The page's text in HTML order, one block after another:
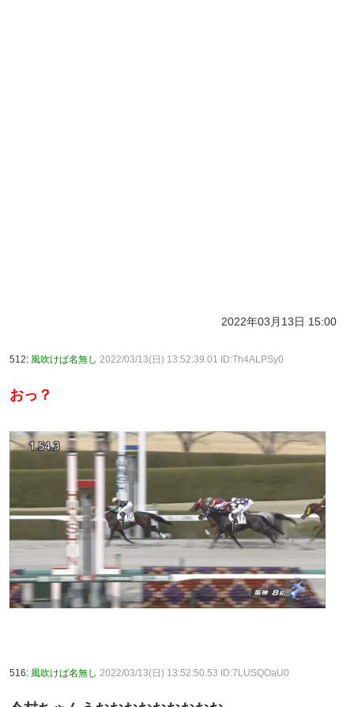
2022年03月13日 15:00
512: 風吹けば名無し 2022/03/13(日) 13:52:39.01 ID:Th4ALPSy0
おっ？
516: 風吹けば名無し 2022/03/13(日) 13:52:50.53 ID:7LUSQOaU0